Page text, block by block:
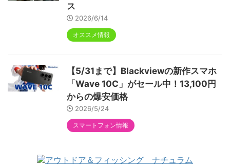
ス
2026/6/14
オススメ情報
【5/31まで】Blackviewの新作スマホ
「Wave 10C」がセール中！13,100円
からの爆安価格
2026/5/24
スマートフォン情報